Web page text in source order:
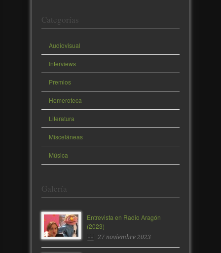
Categorías
Audiovisual
Interviews
Premios
Hemeroteca
Literatura
Misceláneas
Música
Galería
Entrevista en Radio Aragón
(2023)
27 noviembre 2023